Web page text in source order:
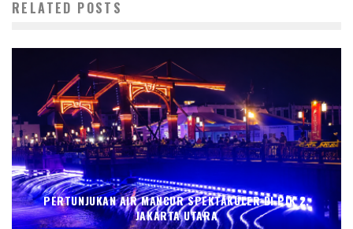
RELATED POSTS
PERTUNJUKAN AIR MANCUR SPEKTAKULER DI PIK 2,
JAKARTA UTARA